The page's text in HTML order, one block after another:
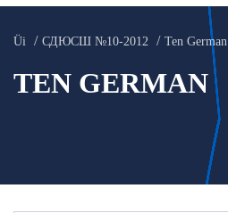
Üi СДЮСШ №10-2012 Ten German
TEN GERMAN